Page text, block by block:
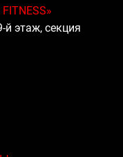
й этаж, секция